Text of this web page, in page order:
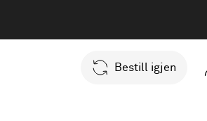
Bestill igjen